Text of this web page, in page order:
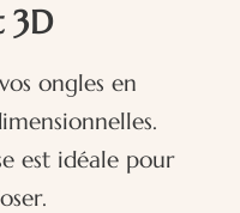
3D
ongles en
est idéale pour